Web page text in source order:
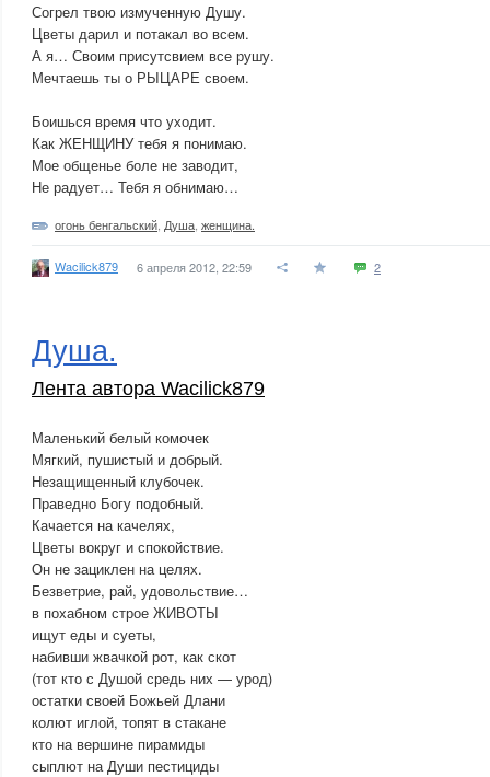
Согрел твою измученную Душу.
Цветы дарил и потакал во всем.
А я… Своим присутсвием все рушу.
Мечтаешь ты о РЫЦАРЕ своем.
Боишься время что уходит.
Как ЖЕНЩИНУ тебя я понимаю.
Мое общенье боле не заводит,
Не радует… Тебя я обнимаю…
огонь бенгальский Душа женщина.
Wacilick879 6 апреля 2012, 22:59 2
Душа.
Лента автора Wacilick879
Маленький белый комочек
Мягкий, пушистый и добрый.
Незащищенный клубочек.
Праведно Богу подобный.
Качается на качелях,
Цветы вокруг и спокойствие.
Он не зациклен на целях.
Безветрие, рай, удовольствие…
в похабном строе ЖИВОТЫ
ищут еды и суеты,
набивши жвачкой рот, как скот
(тот кто с Душой средь них — урод)
остатки своей Божьей Длани
колют иглой, топят в стакане
кто на вершине пирамиды
сыплют на Души пестициды